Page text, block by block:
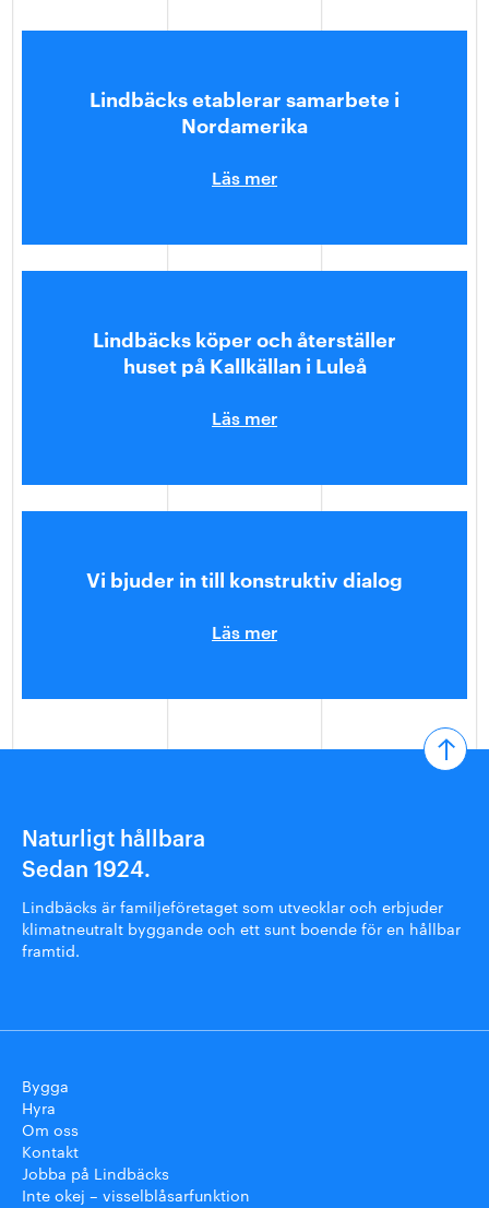
Lindbäcks etablerar samarbete i
Nordamerika
Läs mer
Lindbäcks köper och återställer
huset på Kallkällan i Luleå
Läs mer
Vi bjuder in till konstruktiv dialog
Läs mer
Naturligt hållbara
Sedan 1924.
Lindbäcks är familjeföretaget som utvecklar och erbjuder
klimatneutralt byggande och ett sunt boende för en hållbar
framtid.
Bygga
Hyra
Om oss
Kontakt
Jobba på Lindbäcks
Inte okej – visselblåsarfunktion